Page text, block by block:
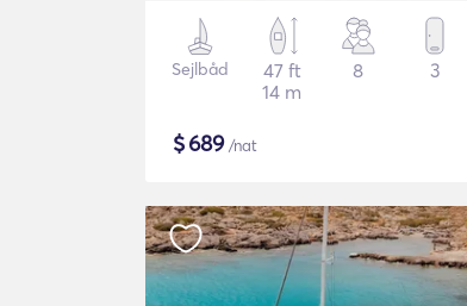
Sejlbåd
47 ft
14 m
8 3
$689/nat